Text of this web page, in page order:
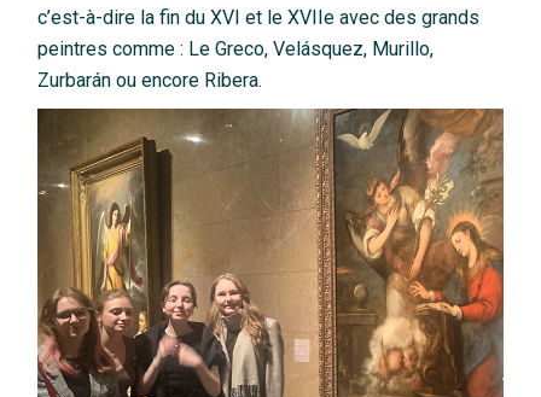
c’est-à-dire la fin du XVI et le XVIIe avec des grands
peintres comme : Le Greco, Velásquez, Murillo,
Zurbarán ou encore Ribera.